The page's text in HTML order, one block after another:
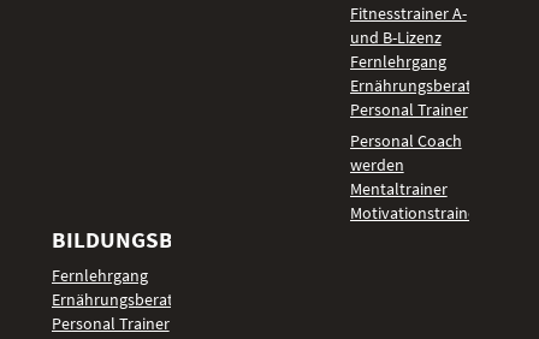
Fitnesstrainer A-
und B-Lizenz
Fernlehrgang
Ernährungsberater
Personal Trainer
Personal Coach
werden
Mentaltrainer
Motivationstrainer
BILDUNGSBEREICHE
Fernlehrgang
Ernährungsberater
Personal Trainer